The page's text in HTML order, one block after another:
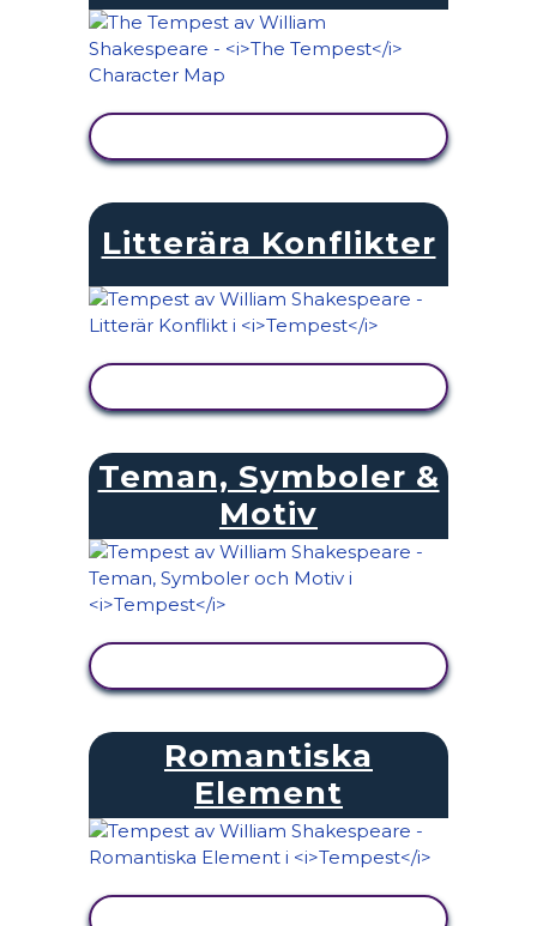
Litterära Konflikter
Teman, Symboler &
Motiv
Romantiska
Element